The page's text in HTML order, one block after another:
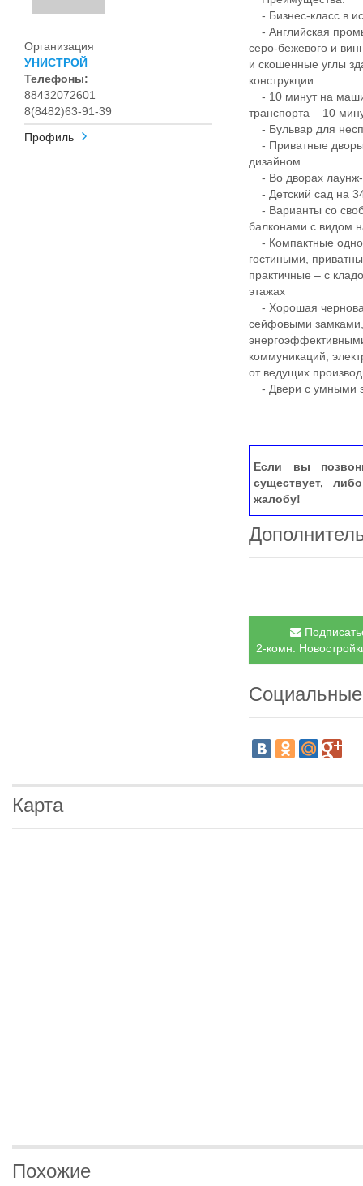
Организация
УНИСТРОЙ
Телефоны:
88432072601
8(8482)63-91-39
Профиль
- Бизнес-класс в
- Английская
серо-бежевого и
и скошенные углы
конструкции
- 10 минут на
транспорта – 10
- Бульвар для
- Приватные
дизайном
- Во дворах лаунж-
- Детский сад на
- Варианты со
балконами с видом
- Компактные
гостиными,
практичные – с
этажах
- Хорошая
сейфовыми
коммуникаций,
от ведущих
- Двери с умными
Если вы
существует,
жалобу!
2-комн.
Карта
Похожие